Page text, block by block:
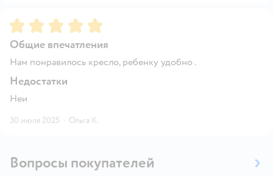
Рейтинг:5
Общие впечатления
Нам понравилось кресло, ребенку удобно .
Недостатки
Неи
30 июля 2025 · Ольга К.
Вопросы покупателей